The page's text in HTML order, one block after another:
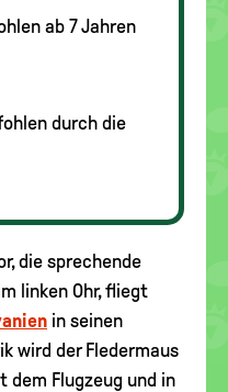
ab 7 Jahren
durch die
die sprechende
linken Ohr, fliegt
in seinen
wird der Fledermaus
Flugzeug und in